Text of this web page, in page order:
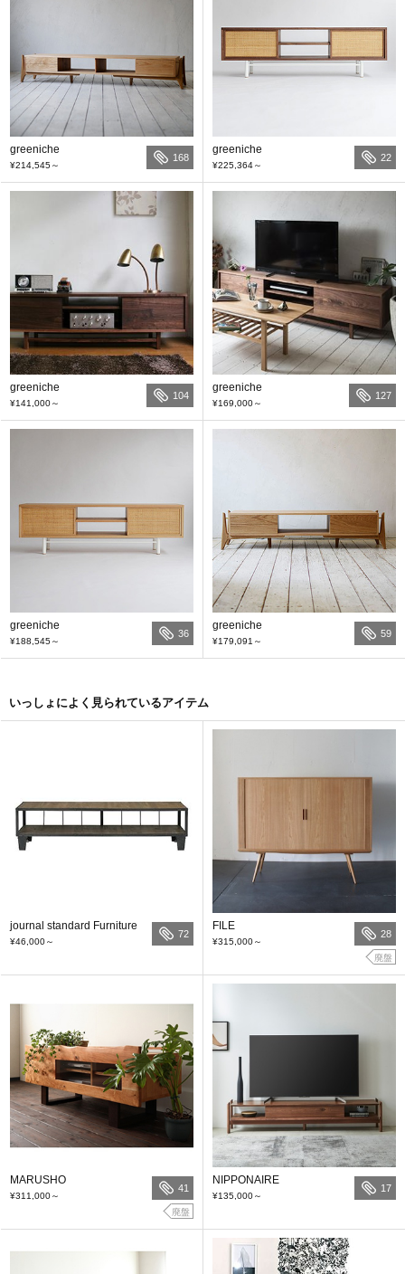
greeniche
¥214,545～
168
greeniche
¥225,364～
22
greeniche
¥141,000～
104
greeniche
¥169,000～
127
greeniche
¥188,545～
36
greeniche
¥179,091 ～
59
いっしょによく見られているアイテム
journal standard Furniture
¥46,000～
72
FILE
¥315,000～
28
廃盤
MARUSHO
¥311,000～
41
廃盤
NIPPONAIRE
¥135,000～
17